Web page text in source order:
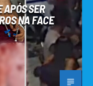
APÓS SER
NA FACE